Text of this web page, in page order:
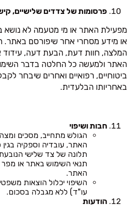
פרסומות של צדדים שלישיים,
מפעילת האתר או מי מטעמה לא נושא
או מידע מסחרי אחר שיפורסם באתר.
המלצה, חוות דעת, הבעת דעה, עידוד
האתר ולמעשה כל החלטה בדבר
ביטוחיים, רפואיים ואחרים שיבחר
באחריותו הבלעדית.
חבות ושיפוי
הגולש מתחייב, מסכים
האתר, עובדיה וספקיה
תלונה של צד שלישי
תנאי השימוש באתר או מפר
האתר.
השיפוי יכלול הוצאות
עו"ד) ללא מגבלה בסכום.
הודעות